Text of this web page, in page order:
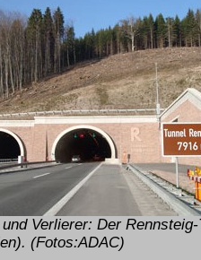
Verlierer: Der
(Fotos:ADAC)